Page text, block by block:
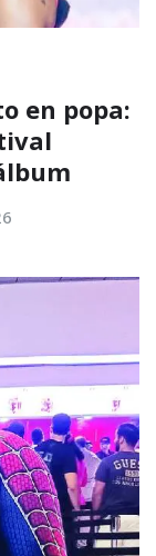
en popa: